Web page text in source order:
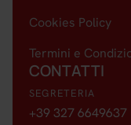
Cookies Policy
Termini e
CONTATTI
SEGRETERIA
+39 327 6649637